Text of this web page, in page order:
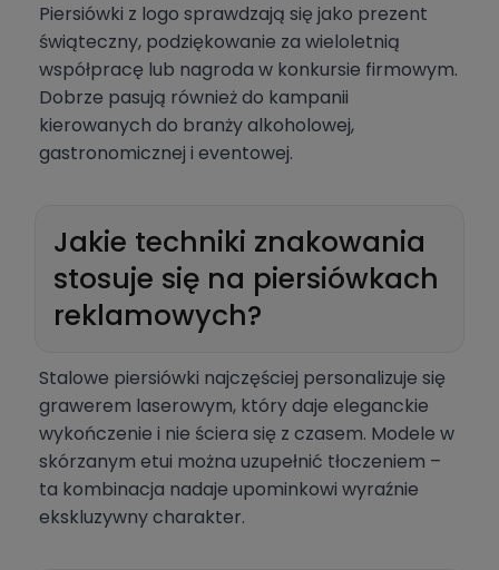
Piersiówki z logo sprawdzają się jako prezent
świąteczny, podziękowanie za wieloletnią
współpracę lub nagroda w konkursie firmowym.
Dobrze pasują również do kampanii
kierowanych do branży alkoholowej,
gastronomicznej i eventowej.
Jakie techniki znakowania
stosuje się na piersiówkach
reklamowych?
Stalowe piersiówki najczęściej personalizuje się
grawerem laserowym, który daje eleganckie
wykończenie i nie ściera się z czasem. Modele w
skórzanym etui można uzupełnić tłoczeniem –
ta kombinacja nadaje upominkowi wyraźnie
ekskluzywny charakter.